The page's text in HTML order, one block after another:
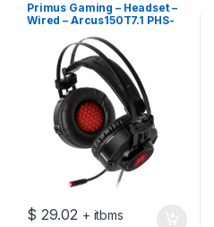
Primus Gaming – Headset –
Wired – Arcus150T7.1 PHS-
$ 29.02 + itbms